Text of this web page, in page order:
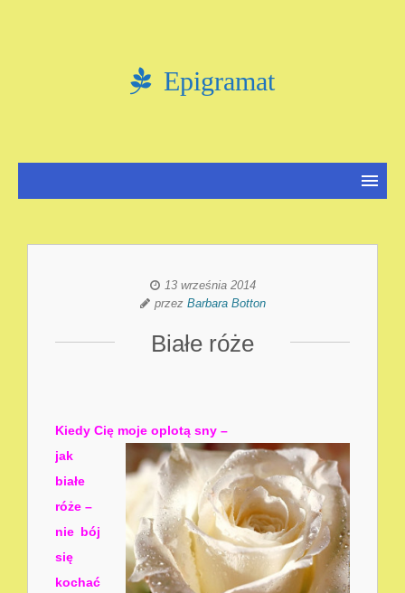
Epigramat
13 września 2014
przez Barbara Botton
Białe róże
Kiedy Cię moje oplotą sny –
jak
białe
róże –
nie bój
się
kochać